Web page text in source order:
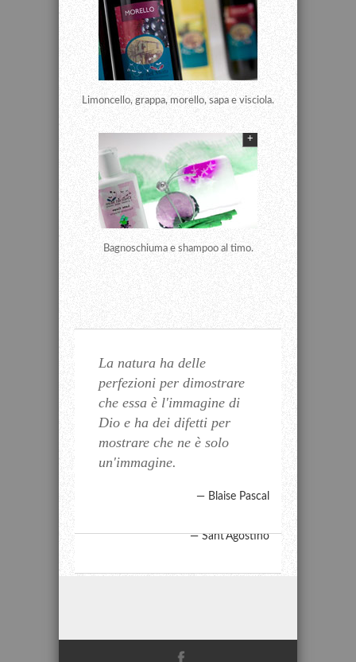
Limoncello, grappa, morello, sapa e visciola.
+
Bagnoschiuma e shampoo al timo.
La natura ha delle
perfezioni per dimostrare
che essa è l'immagine di
Dio e ha dei difetti per
mostrare che ne è solo
un'immagine.
Blaise Pascal
Lega un albero di fico nel
modo in cui dovrebbe
crescere, e quando sarai
vecchio potrai sederti alla
sua ombra.
E gli uomini se ne vanno a
contemplare le vette delle
montagne, i flutti vasti del
mare, le ampie correnti dei
fiumi, l'immensità
dell'oceano, il corso degli
Sant'Agostino